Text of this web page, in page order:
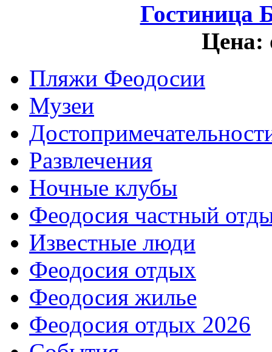
Гостиница
Цена:
Пляжи Феодосии
Музеи
Развлечения
Ночные клубы
Феодосия частный
Известные люди
Феодосия отдых
Феодосия жилье
Феодосия отдых 2026